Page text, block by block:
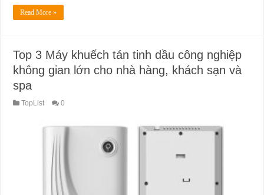
Read More »
Top 3 Máy khuếch tán tinh dầu công nghiệp
không gian lớn cho nhà hàng, khách sạn và
spa
TopList 0